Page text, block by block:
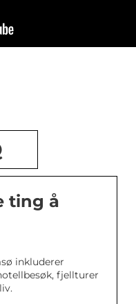
ting å
inkluderer
fjellturer